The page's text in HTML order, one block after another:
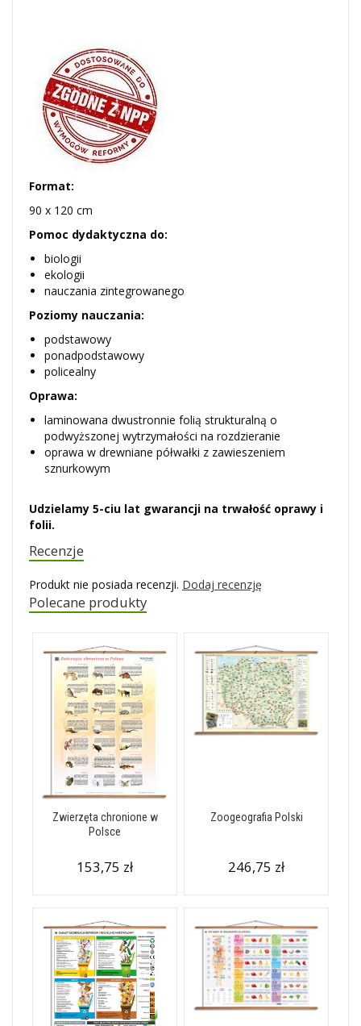
Format:
90 x 120 cm
Pomoc dydaktyczna do:
biologii
ekologii
nauczania zintegrowanego
Poziomy nauczania:
podstawowy
ponadpodstawowy
policealny
Oprawa:
laminowana dwustronnie folią strukturalną o
podwyższonej wytrzymałości na rozdzieranie
oprawa w drewniane półwałki z zawieszeniem
sznurkowym
Udzielamy 5-ciu lat gwarancji na trwałość oprawy i
folii.
Recenzje
Produkt nie posiada recenzji. Dodaj recenzję
Polecane produkty
Zwierzęta chronione w
Polsce
153,75 zł
Zoogeografia Polski
246,75 zł